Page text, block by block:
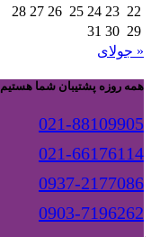
22
23
24
25
26
27
28
29
30
31
« جولای
همه روزه پشتیبان شما هستیم
021-88109905
021-66176114
0937-2177086
0903-7196262